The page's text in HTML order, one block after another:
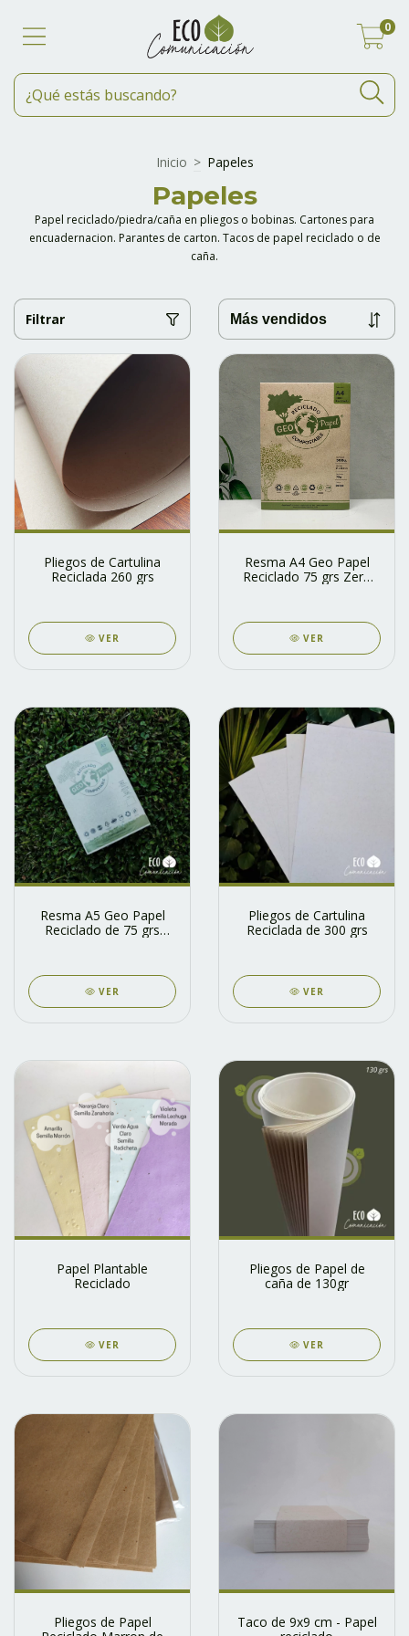
0
Inicio > Papeles
Papeles
Papel reciclado/piedra/caña en pliegos o bobinas. Cartones para
encuadernacion. Parantes de carton. Tacos de papel reciclado o de
caña.
Filtrar
Pliegos de Cartulina
Reciclada 260 grs
VER
Resma A4 Geo Papel
Reciclado 75 grs Zero
VER
Resma A5 Geo Papel
Reciclado de 75 grs
VER
Pliegos de Cartulina
Reciclada de 300 grs
VER
Papel Plantable
Reciclado
VER
Pliegos de Papel de
caña de 130gr
VER
Pliegos de Papel
Taco de 9x9 cm - Papel